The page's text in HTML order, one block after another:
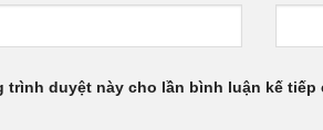
trình duyệt này cho lần bình luận kế tiếp